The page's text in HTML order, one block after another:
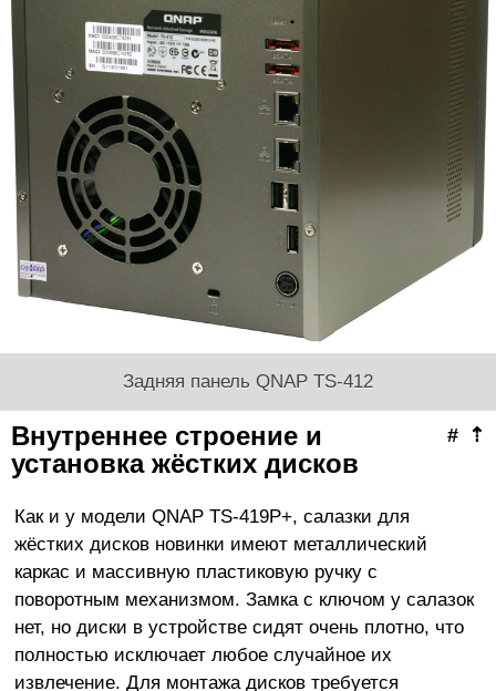
Задняя панель QNAP TS-412
⇡
#
Внутреннее строение и
установка жёстких дисков
Как и у модели QNAP TS-419P+, салазки для
жёстких дисков новинки имеют металлический
каркас и массивную пластиковую ручку с
поворотным механизмом. Замка с ключом у салазок
нет, но диски в устройстве сидят очень плотно, что
полностью исключает любое случайное их
извлечение. Для монтажа дисков требуется